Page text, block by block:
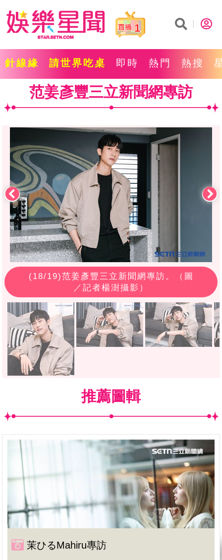
1
針線緣 請世界吃桌 即時 熱門 熱搜
范姜彥豐三立新聞網專訪
(18/19)范姜彥豐三立新聞網專訪。（圖
／記者楊澍攝影）
推薦圖輯
茉ひるMahiru專訪